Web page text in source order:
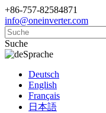
+86-757-82584871
info@oneinverter.com
Suche
Sprache
Deutsch
English
Français
日本語